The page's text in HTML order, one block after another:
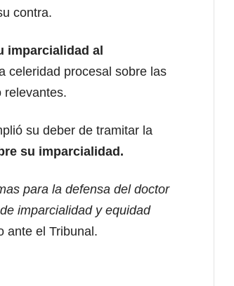
contra.
imparcialidad al
celeridad procesal sobre las
relevantes.
su deber de tramitar la
su imparcialidad.
para la defensa del doctor
imparcialidad y equidad
ante el Tribunal.